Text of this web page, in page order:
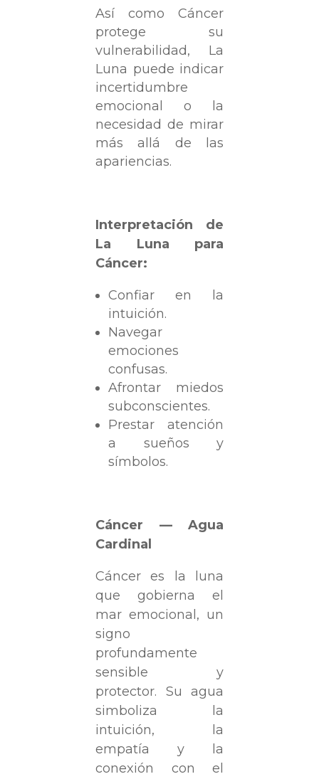
Así como Cáncer
protege su
vulnerabilidad, La
Luna puede indicar
incertidumbre
emocional o la
necesidad de mirar
más allá de las
apariencias.
Interpretación de
La Luna para
Cáncer:
Confiar en la
intuición.
Navegar
emociones
confusas.
Afrontar miedos
subconscientes.
Prestar atención
a sueños y
símbolos.
Cáncer — Agua
Cardinal
Cáncer es la luna
que gobierna el
mar emocional, un
signo
profundamente
sensible y
protector. Su agua
simboliza la
intuición, la
empatía y la
conexión con el